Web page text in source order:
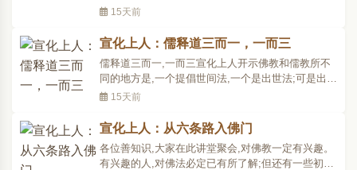
到」这是印度梵语的文法,像是英文的文法。中文说
也说「彼岸到」,和中文的文法稍微有点不同。这个
到彼岸和彼岸到,是到什么彼岸?就是我们所做的一切
事情成..
15天前
宣化上人：儒释道三而一，一而三
儒释道三而一,一而三宣化上人开示佛教和儒教所不
同的地方是,一个提倡世间法,一个是出世法;可是出世
法是由世间法而达到的,并不是离开世间法而有出世
有相当的来历。孔子为什么生在中国?本来孔子前生
是佛教里边的水月童子,也就像善财童子一样;而中国
的老子..
15天前
宣化上人：从六条路入佛门
各位善知识,大家在此讲堂聚会,对佛教一定有兴趣。
有兴趣的人,对佛法必定已有所了解;但还有一些初入